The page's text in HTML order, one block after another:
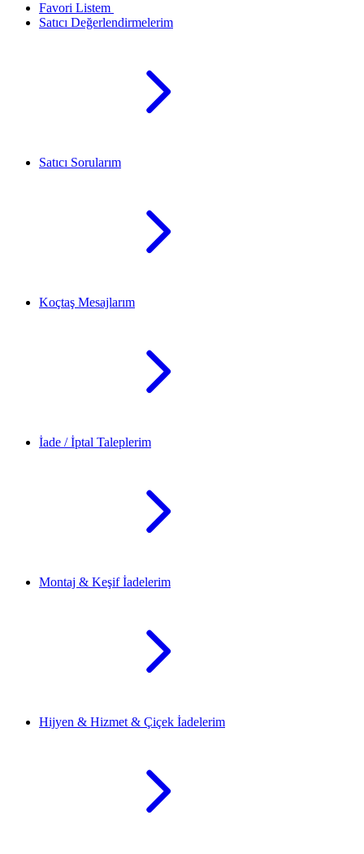
Favori Listem
Satıcı Değerlendirmelerim
Satıcı Sorularım
Koçtaş Mesajlarım
İade / İptal Taleplerim
Montaj & Keşif İadelerim
Hijyen & Hizmet & Çiçek İadelerim